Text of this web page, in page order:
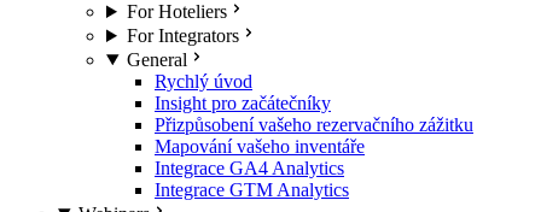
For Hoteliers
For Integrators
General
Rychlý úvod
Insight pro začátečníky
Přizpůsobení vašeho rezervačního zážitku
Mapování vašeho inventáře
Integrace GA4 Analytics
Integrace GTM Analytics